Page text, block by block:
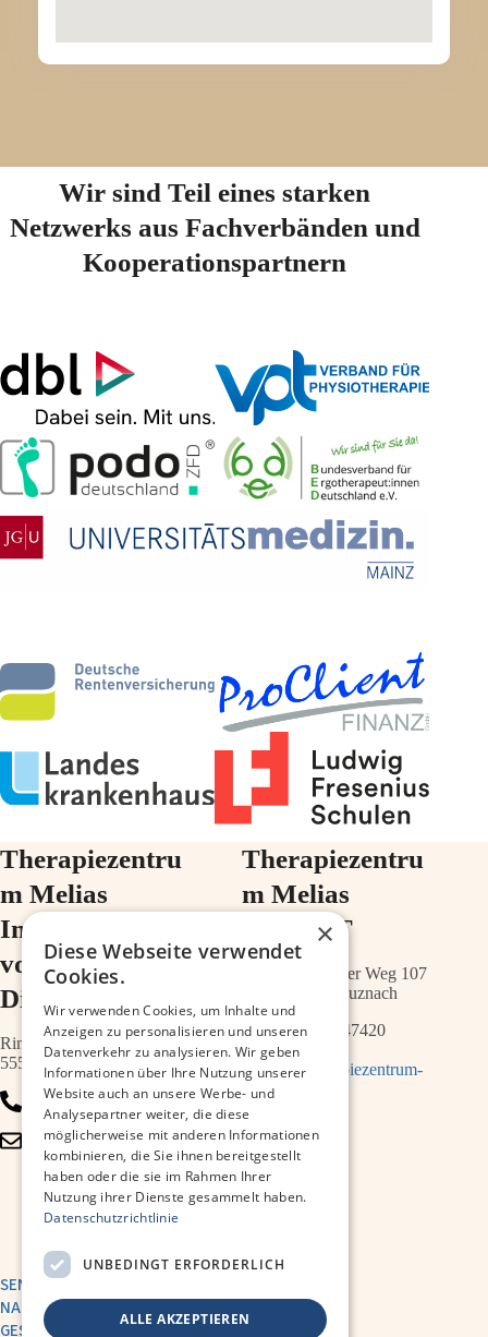
Wir sind Teil eines starken
Netzwerks aus Fachverbänden und
Kooperationspartnern
Therapiezentru
m Melias
Im Ärztehaus
vor der
Diakonie
Ringstr.64a
55543 Bad Kreuznach
0671 – 79467700
info@therapiezentrum-
kh.de
Therapiezentru
m Melias
im ZIMT
Schwabenheimer Weg 107
55543 Bad Kreuznach
0671 – 21547420
info@therapiezentrum-
melias.de
SENDE UNS EINE
NACHRICHT
GESUNDHEITSAKADEMIE
×
Diese Webseite verwendet
Cookies.
Wir verwenden Cookies, um Inhalte und
Anzeigen zu personalisieren und unseren
Datenverkehr zu analysieren. Wir geben
Informationen über Ihre Nutzung unserer
Website auch an unsere Werbe- und
Analysepartner weiter, die diese
möglicherweise mit anderen Informationen
kombinieren, die Sie ihnen bereitgestellt
haben oder die sie im Rahmen Ihrer
Nutzung ihrer Dienste gesammelt haben.
Datenschutzrichtlinie
UNBEDINGT ERFORDERLICH
ALLE AKZEPTIEREN